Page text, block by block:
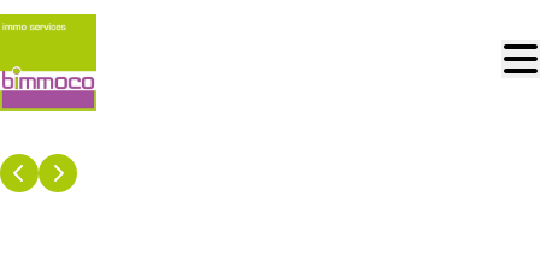
Aller au contenu principal